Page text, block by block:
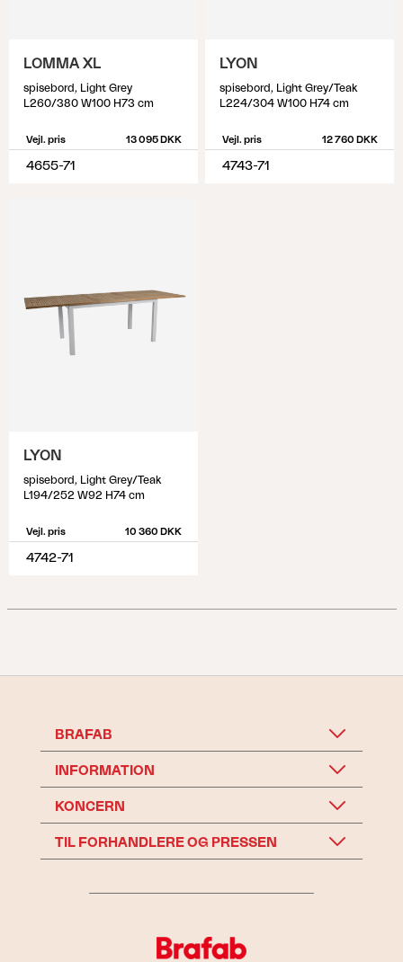
LOMMA XL
spisebord, Light Grey
L260/380 W100 H73 cm
Vejl. pris 13 095 DKK
4655-71
LYON
spisebord, Light Grey/Teak
L224/304 W100 H74 cm
Vejl. pris 12 760 DKK
4743-71
LYON
spisebord, Light Grey/Teak
L194/252 W92 H74 cm
Vejl. pris 10 360 DKK
4742-71
BRAFAB
INFORMATION
KONCERN
TIL FORHANDLERE OG PRESSEN